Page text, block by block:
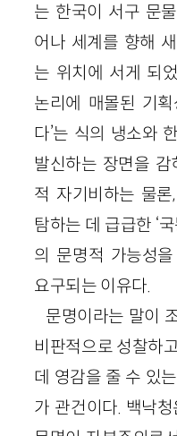
는 한국이 서구 문
어나 세계를 향해
는 위치에 서게 되
논리에 매몰된 기
다’는 식의 냉소와
발신하는 장면을
적 자기비하는 물
탐하는 데 급급한 ‘
의 문명적 가능성
요구되는 이유다.
문명이라는 말이
비판적으로 성찰하
데 영감을 줄 수 있
가 관건이다. 백낙